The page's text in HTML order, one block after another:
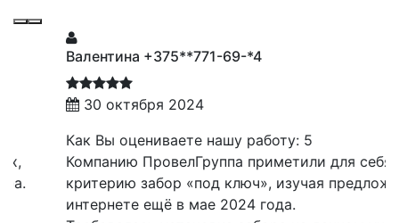
Валентина +375**771-69-*4
30 октября 2024
Как Вы оцениваете нашу работу: 5
Компанию ПровелГруппа приметили для себя по
критерию забор «под ключ», изучая предложения в
интернете ещё в мае 2024 года.